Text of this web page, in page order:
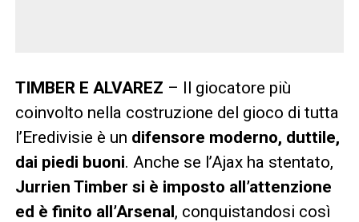
TIMBER E ALVAREZ – Il giocatore più
coinvolto nella costruzione del gioco di tutta
l’Eredivisie è un difensore moderno, duttile,
dai piedi buoni. Anche se l’Ajax ha stentato,
Jurrien Timber si è imposto all’attenzione
ed è finito all’Arsenal, conquistandosi così